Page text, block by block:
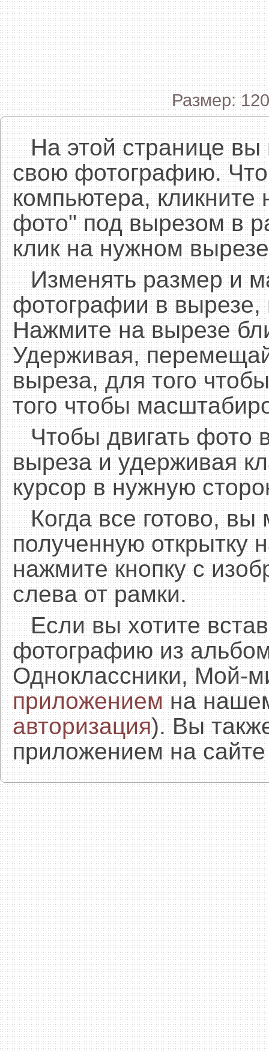
Размер:
На этой странице вы
свою фотографию.
компьютера, кликните
фото" под вырезом в
клик на нужном
Изменять размер и
фотографии в
Нажмите на вырезе
Удерживая,
выреза, для того
того чтобы
Чтобы двигать фото
выреза и удерживая
курсор в нужную
Когда все готово,
полученную открытку
нажмите кнопку с
слева от рамки.
Если вы хотите
фотографию из
Одноклассники, Мой-
приложениемна нашем
авторизация). Вы
приложением на сайте